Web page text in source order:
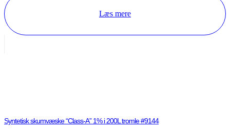
Læs mere
Syntetisk skumvæske “Class-A” 1% i 200L tromle #9144